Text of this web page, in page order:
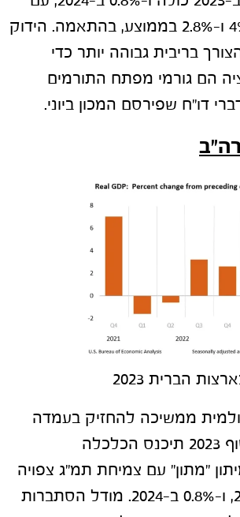
אינפלציה של 4% ו-2.8% בממוצע, בהתאמה. הידוק
בריבית גבוהה יותר כדי
הם גורמי מפתח התורמים
דו"ח שפירסם המכון ביוני.
הברית 2023
ממשיכה להחזיק בעמדה
לפיה לקראת סוף 2023 תיכנס הכלכלה
"מתון" עם צמיחת תמ"ג צפויה
של 0.9% ב-2023, ו-0.8% ב-2024. מודל הסתברות